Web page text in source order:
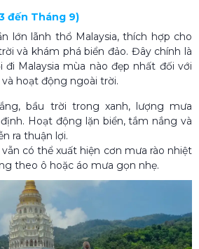
đến Tháng 9)
lớn lãnh thổ Malaysia, thích hợp cho
và khám phá biển đảo. Đây chính là
đi Malaysia mùa nào đẹp nhất​ đối với
hoạt động ngoài trời.
bầu trời trong xanh, lượng mưa
Hoạt động lặn biển, tắm nắng và
ra thuận lợi.
có thể xuất hiện cơn mưa rào nhiệt
theo ô hoặc áo mưa gọn nhẹ.